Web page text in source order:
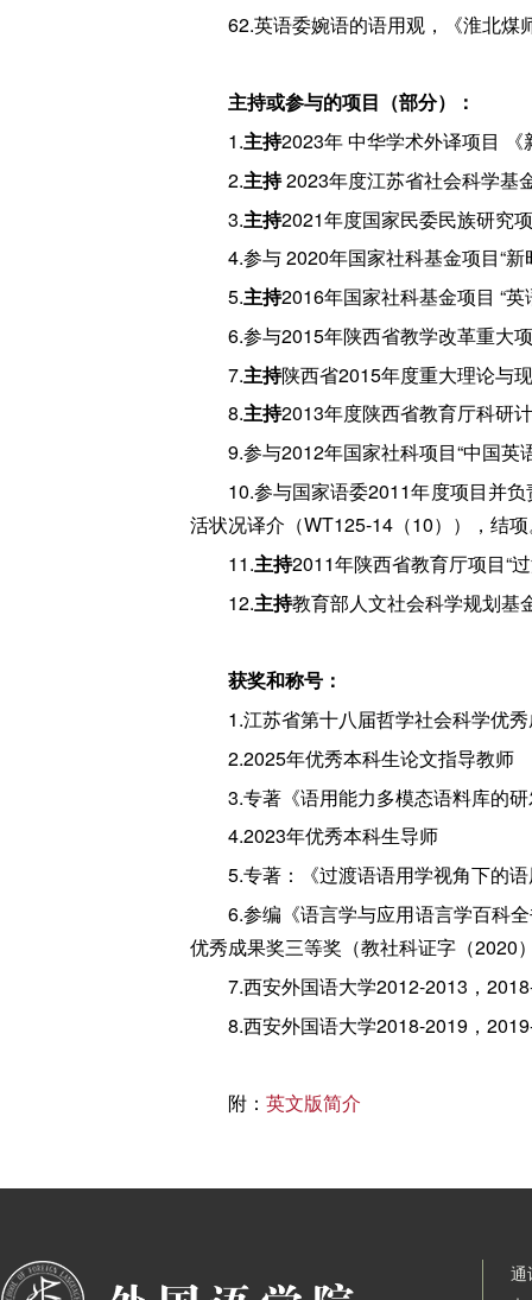
62.英语委婉语的语用观，《淮北煤
主持或参与的项目（部分）：
1.主持2023年 中华学术外译项目
2.主持2023年度江苏省社会科学基
3.主持2021年度国家民委民族研究
4.参与 2020年国家社科基金项目“
5.主持2016年国家社科基金项目 “
6.参与2015年陕西省教学改革重大
7.主持陕西省2015年度重大理论与
8.主持2013年度陕西省教育厅科研
9.参与2012年国家社科项目“中国
10.参与国家语委2011年度项目并
活状况译介（WT125-14（10）），结
11.主持2011年陕西省教育厅项目“
12.主持教育部人文社会科学规划基
获奖和称号：
1.江苏省第十八届哲学社会科学优
2.2025年优秀本科生论文指导教师
3.专著《语用能力多模态语料库的
4.2023年优秀本科生导师
5.专著：《过渡语语用学视角下的
6.参编《语言学与应用语言学百科
优秀成果奖三等奖（教社科证字（2020
7.西安外国语大学2012-2013，
8.西安外国语大学2018-2019，
附： 英文版简介
通